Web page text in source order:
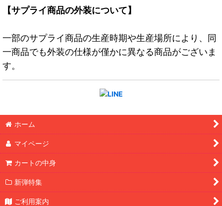
【サプライ商品の外装について】
一部のサプライ商品の生産時期や生産場所により、同
一商品でも外装の仕様が僅かに異なる商品がございま
す。
ホーム
マイページ
カートの中身
新弾特集
ご利用案内